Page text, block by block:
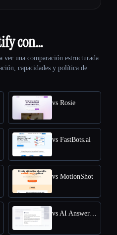
con…
ver una comparación estructurada
capacidades y política de
vs Rosie
vs FastBots.ai
vs MotionShot
vs AI Answers by Cohere